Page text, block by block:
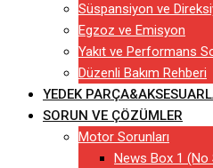
Süspansiyon ve
Egzoz ve Emisyon
Yakıt ve Performans
Düzenli Bakım Rehberi
YEDEK
SORUN VE ÇÖZÜMLER
Motor Sorunları
News Box 1 (No